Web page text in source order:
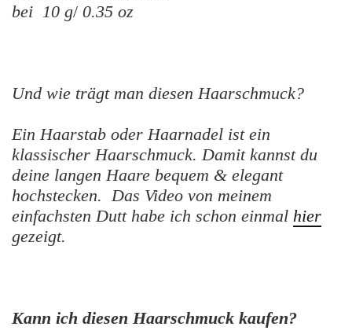
bei 10 g/ 0.35 oz
Und wie trägt man diesen Haarschmuck?
Ein Haarstab oder Haarnadel ist ein
klassischer Haarschmuck. Damit kannst du
deine langen Haare bequem & elegant
hochstecken. Das Video von meinem
einfachsten Dutt habe ich schon einmal hier
gezeigt.
Kann ich diesen Haarschmuck kaufen?